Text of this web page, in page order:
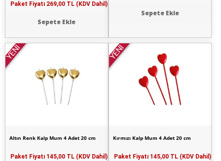
Paket Fiyatı 269,00 TL (KDV Dahil)
Sepete Ekle
Sepete Ekle
YENİ
Altın Renk Kalp Mum 4 Adet 20 cm
Paket Fiyatı 145,00 TL (KDV Dahil)
YENİ
Kırmızı Kalp Mum 4 Adet 20 cm
Paket Fiyatı 145,00 TL (KDV Dahil)